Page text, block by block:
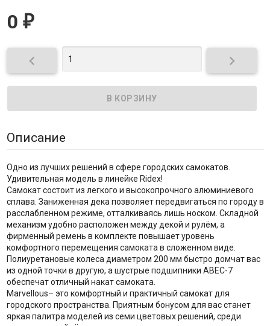
0 ₽
 
Описание
Одно из лучших решений в сфере городских самокатов.
Удивительная модель в линейке Ridex!
Самокат состоит из легкого и высокопрочного алюминиевого
сплава. Заниженная дека позволяет передвигаться по городу в
расслабленном режиме, отталкиваясь лишь носком. Складной
механизм удобно расположен между декой и рулём, а
фирменный ремень в комплекте повышает уровень
комфортного перемещения самоката в сложенном виде.
Полиуретановые колеса диаметром 200 мм быстро домчат вас
из одной точки в другую, а шустрые подшипники ABEC-7
обеспечат отличный накат самоката.
Marvellous– это комфортный и практичный самокат для
городского пространства. Приятным бонусом для вас станет
яркая палитра моделей из семи цветовых решений, среди